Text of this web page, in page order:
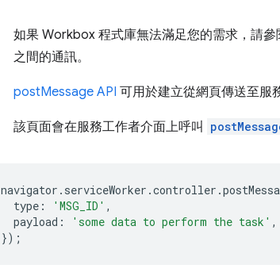
如果 Workbox 程式庫無法滿足您的需求，請
之間的通訊。
postMessage API 可用於建立從網頁傳送至服
該頁面會在服務工作者介面上呼叫
navigator . serviceWorker .controller .
type : 'MSG_ID' ,
payload : 'some data to perform the task' ,
});